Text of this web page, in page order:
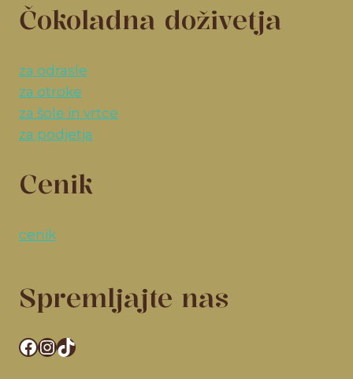
Čokoladna doživetja
za odrasle
za otroke
za šole in vrtce
za podjetja
Cenik
cenik
Spremljajte nas
Facebook
Instagram
TikTok